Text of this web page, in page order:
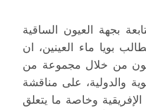
بجهة العيون الساقية
بويا ماء العينين، ان
من خلال مجموعة من
والدولية، على مناقشة
وخاصة ما يتعلق